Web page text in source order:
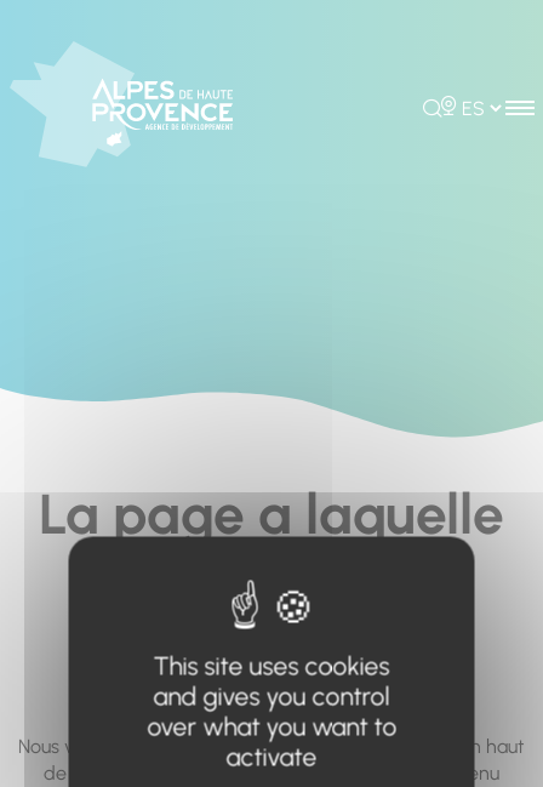
Rechercher
Choisir la
La page a laquelle
vous cherchez à
accéder n'existe
pas... ou plus.
Nous vous invitons à utiliser le moteur de recherche en haut
de page, ou à utiliser le menu pour trouver le contenu
This site uses cookies
and gives you control
over what you want to
activate